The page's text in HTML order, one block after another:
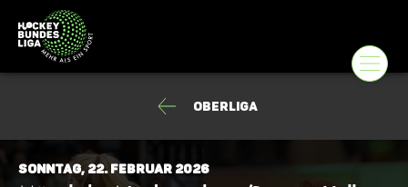
Oberliga
Sonntag, 22. Februar 2026